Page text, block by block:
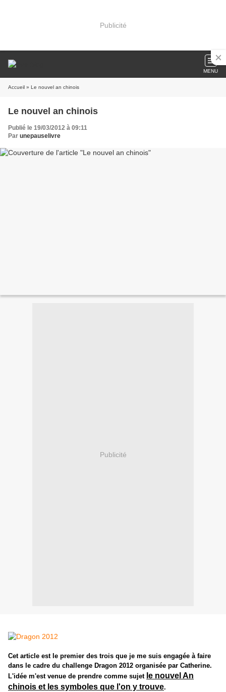
Publicité
MENU
Accueil » Le nouvel an chinois
Le nouvel an chinois
Publié le 19/03/2012 à 09:11
Par unepauselivre
Publicité
Cet article est le premier des trois que je me suis engagée à faire
dans le cadre du challenge Dragon 2012 organisée par Catherine.
L'idée m'est venue de prendre comme sujet le nouvel An
chinois et les symboles que l'on y trouve.